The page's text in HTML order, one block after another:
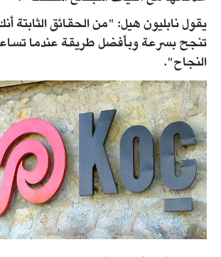
يقول نابليون هيل: "من الحقائق الثابتة
تنجح بسرعة وبأفضل طريقة عندما
النجاح".